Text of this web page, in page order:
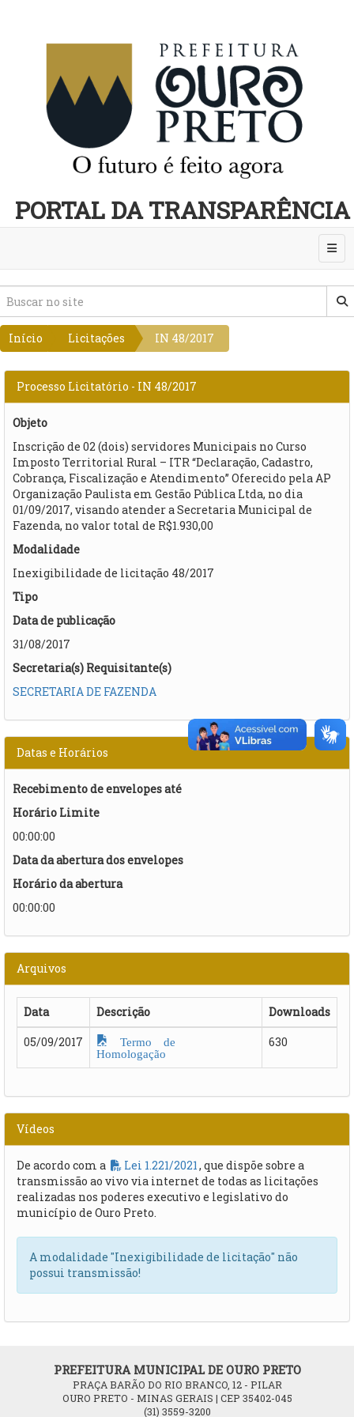
PORTAL DA TRANSPARÊNCIA
Início Licitações IN 48/2017
Processo Licitatório - IN 48/2017
Objeto
Inscrição de 02 (dois) servidores Municipais no Curso
Imposto Territorial Rural – ITR “Declaração, Cadastro,
Cobrança, Fiscalização e Atendimento” Oferecido pela AP
Organização Paulista em Gestão Pública Ltda, no dia
01/09/2017, visando atender a Secretaria Municipal de
Fazenda, no valor total de R$1.930,00​
Modalidade
Inexigibilidade de licitação 48/2017
Tipo
Data de publicação
31/08/2017
Secretaria(s) Requisitante(s)
SECRETARIA DE FAZENDA
Datas e Horários
Recebimento de envelopes até
Horário Limite
00:00:00
Data da abertura dos envelopes
Horário da abertura
00:00:00
Arquivos
Data Descrição
Downloads
05/09/2017
Termo de
Homologação
630
Vídeos
De acordo com a Lei 1.221/2021 , que dispõe sobre a
transmissão ao vivo via internet de todas as licitações
realizadas nos poderes executivo e legislativo do
município de Ouro Preto.
A modalidade "Inexigibilidade de licitação" não
possui transmissão!
PREFEITURA MUNICIPAL DE OURO PRETO
PRAÇA BARÃO DO RIO BRANCO, 12 - PILAR
OURO PRETO - MINAS GERAIS | CEP 35402-045
(31) 3559-3200